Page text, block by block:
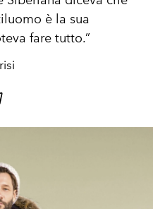
è la sua
fare tutto.”